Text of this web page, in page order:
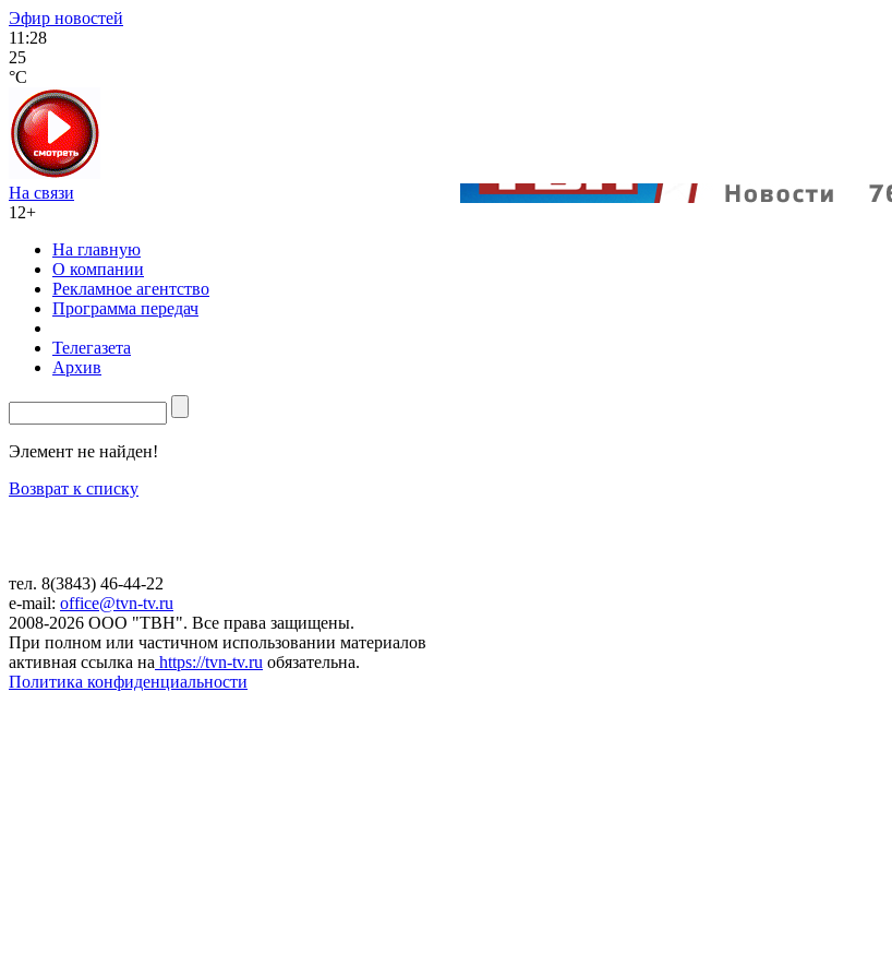
Эфир новостей
11:28
25
°C
На связи
12+
На главную
О компании
Рекламное агентство
Программа передач
Телегазета
Архив
Элемент не найден!
Возврат к списку
тел. 8(3843) 46-44-22
e-mail: office@tvn-tv.ru
2008-2026 ООО "ТВН". Все права защищены.
При полном или частичном использовании материалов
активная ссылка на https://tvn-tv.ru обязательна.
Политика конфиденциальности